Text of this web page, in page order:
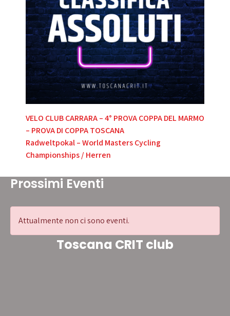
Navigazione
articoli
VELO CLUB CARRARA – 4° PROVA COPPA DEL MARMO
– PROVA DI COPPA TOSCANA
Radweltpokal – World Masters Cycling
Championships / Herren
Prossimi Eventi
Attualmente non ci sono eventi.
Toscana CRIT club